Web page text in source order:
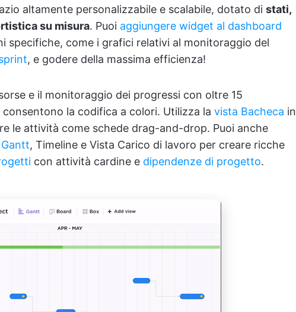
altamente personalizzabile e scalabile, dotato di stati,
su misura. Puoi aggiungere widget al dashboard
specifiche, come i grafici relativi al monitoraggio del
, e godere della massima efficienza!
e il monitoraggio dei progressi con oltre 15
consentono la codifica a colori. Utilizza la vista Bacheca in
le attività come schede drag-and-drop. Puoi anche
, Timeline e Vista Carico di lavoro per creare ricche
con attività cardine e dipendenze di progetto.